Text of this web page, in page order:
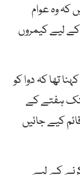
وہ عوام
کے لیے کیمروں
تھا کہ دوا کو
ہفتے کے
کیے جائیں
کے لیے